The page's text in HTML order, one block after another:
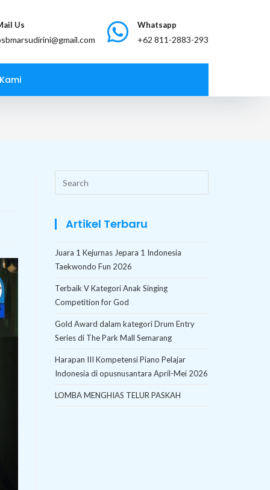
Us Whatsapp
this
Artikel Terbaru
Juara 1 Kejurnas Jepara 1 Indonesia
Taekwondo Fun 2026
Terbaik V Kategori Anak Singing
Competition for God
Gold Award dalam kategori Drum Entry
Series di The Park Mall Semarang
Harapan III Kompetensi Piano Pelajar
Indonesia di opusnusantara April-Mei 2026
LOMBA MENGHIAS TELUR PASKAH